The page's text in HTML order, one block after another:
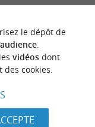
le dépôt de
.
vidéosdont
cookies.